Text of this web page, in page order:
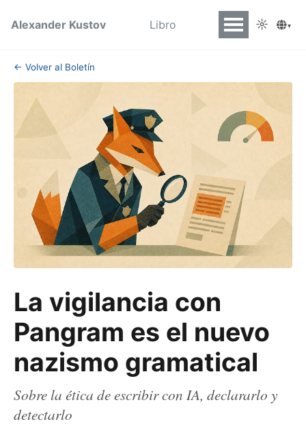
Alexander Kustov Libro ☼ ▾
← Volver al Boletín
La vigilancia con
Pangram es el nuevo
nazismo gramatical
Sobre la ética de escribir con IA, declararlo y
detectarlo